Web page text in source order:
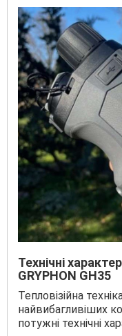
Технічні
GRYPHON GH35
Тепловізійна
найвибагливіших
потужні технічні